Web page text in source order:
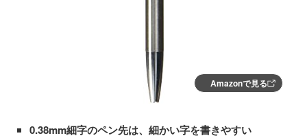
Amazonで見る
0.38mm細字のペン先は、細かい字を書きやすい